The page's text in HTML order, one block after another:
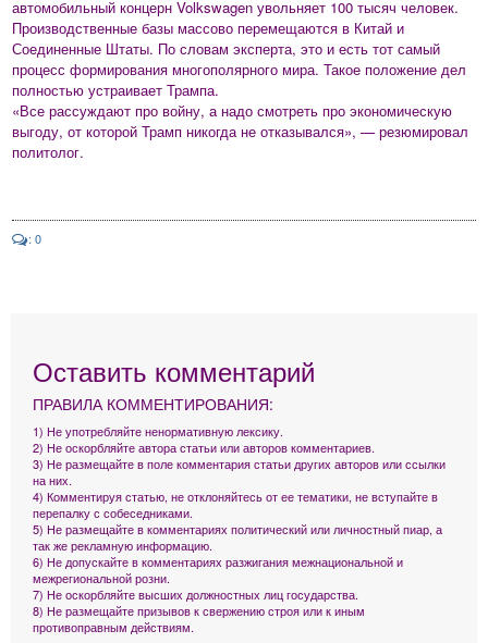
автомобильный концерн Volkswagen увольняет 100 тысяч человек.
Производственные базы массово перемещаются в Китай и
Соединенные Штаты. По словам эксперта, это и есть тот самый
процесс формирования многополярного мира. Такое положение дел
полностью устраивает Трампа.
«Все рассуждают про войну, а надо смотреть про экономическую
выгоду, от которой Трамп никогда не отказывался», — резюмировал
политолог.
: 0
Оставить комментарий
ПРАВИЛА КОММЕНТИРОВАНИЯ:
1) Не употребляйте ненормативную лексику.
2) Не оскорбляйте автора статьи или авторов комментариев.
3) Не размещайте в поле комментария статьи других авторов или ссылки
на них.
4) Комментируя статью, не отклоняйтесь от ее тематики, не вступайте в
перепалку с собеседниками.
5) Не размещайте в комментариях политический или личностный пиар, а
так же рекламную информацию.
6) Не допускайте в комментариях разжигания межнациональной и
межрегиональной розни.
7) Не оскорбляйте высших должностных лиц государства.
8) Не размещайте призывов к свержению строя или к иным
противоправным действиям.